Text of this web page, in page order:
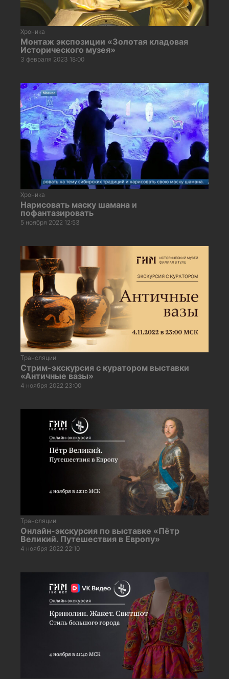
Хроника
Монтаж экспозиции «Золотая кладовая
Исторического музея»
3 февраля 2023 18:00
Хроника
Нарисовать маску шамана и
пофантазировать
5 ноября 2022 12:53
Трансляции
Стрим-экскурсия с куратором выставки
«Античные вазы»
4 ноября 2022 23:00
Трансляции
Онлайн-экскурсия по выставке «Пётр
Великий. Путешествия в Европу»
4 ноября 2022 22:10